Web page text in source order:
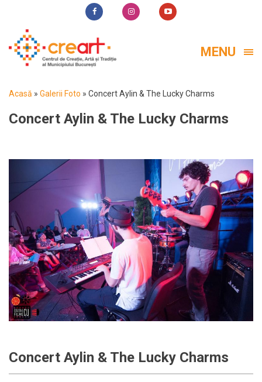
MENU
Acasă » Galerii Foto » Concert Aylin & The Lucky Charms
Concert Aylin & The Lucky Charms
Concert Aylin & The Lucky Charms